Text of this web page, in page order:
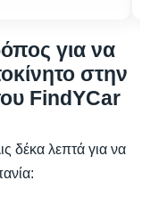
για να
στην
FindYCar
δέκα λεπτά για να